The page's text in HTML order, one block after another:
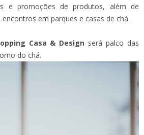
e promoções de produtos, além de
em parques e casas de chá.
Casa & Design será palco das
do chá.